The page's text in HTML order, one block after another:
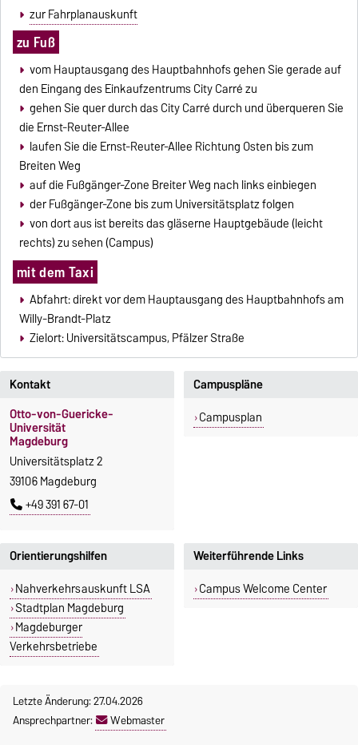
zur Fahrplanauskunft
zu Fuß
vom Hauptausgang des Hauptbahnhofs gehen Sie gerade auf
den Eingang des Einkaufzentrums City Carré zu
gehen Sie quer durch das City Carré durch und überqueren Sie
die Ernst-Reuter-Allee
laufen Sie die Ernst-Reuter-Allee Richtung Osten bis zum
Breiten Weg
auf die Fußgänger-Zone Breiter Weg nach links einbiegen
der Fußgänger-Zone bis zum Universitätsplatz folgen
von dort aus ist bereits das gläserne Hauptgebäude (leicht
rechts) zu sehen (Campus)
mit dem Taxi
Abfahrt: direkt vor dem Hauptausgang des Hauptbahnhofs am
Willy-Brandt-Platz
Zielort: Universitätscampus, Pfälzer Straße
Kontakt
Otto-von-Guericke-
Universität
Magdeburg
Universitätsplatz 2
39106 Magdeburg
+49 391 67-01
Orientierungshilfen
Nahverkehrsauskunft LSA
Stadtplan Magdeburg
Magdeburger
Verkehrsbetriebe
Campuspläne
Campusplan
Weiterführende Links
Campus Welcome Center
Letzte Änderung: 27.04.2026
Ansprechpartner:
Webmaster